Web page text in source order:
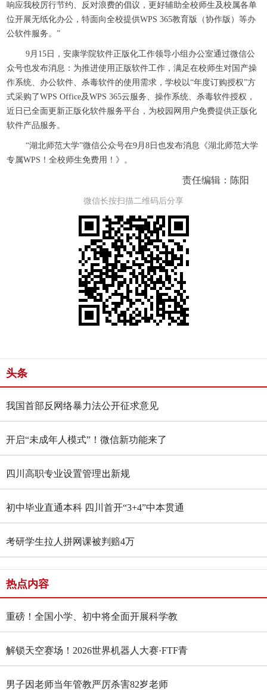
响应我校厉行节约、反对浪费的倡议，更好辅助全校师生及校属各单
位开展无纸化办公，特面向全校提供WPS 365教育版（协作版）等办
公软件服务。”
9月15日，安康学院软件正版化工作领导小组办公室通过微信公
众号也发布消息：为推进使用正版软件工作，满足在校师生对国产操
作系统、办公软件、杀毒软件的使用需求，学校以“年度订购授权”方
式采购了WPS Office及WPS 365云服务、操作系统、杀毒软件授权，
近日已全面更新正版化软件服务平台，为校园网用户免费提供正版化
软件产品服务。
“湖北师范大学”微信公众号在9月8日也发布消息《湖北师范大学
专属WPS！全校师生免费用！》。
责任编辑：陈阳
微信长按扫描二维码后分享
头条
我国首部反网络暴力法公开征求意见
开启“未成年人模式”！微信新功能来了
四川高职专业设置管理出新规
初中毕业直通本科 四川首开“3+4”中本贯通
班
考研学生拉人拼网课被判赔4万
热点内容
重磅！全国小学、初中将全面开展科学教
育“做中学”领航行动
解锁天空赛场！2026世界机器人大赛·FTF青
少年无人机大赛四川选拔赛燃情启幕
男子因老师当年管教严厉杀害82岁老师